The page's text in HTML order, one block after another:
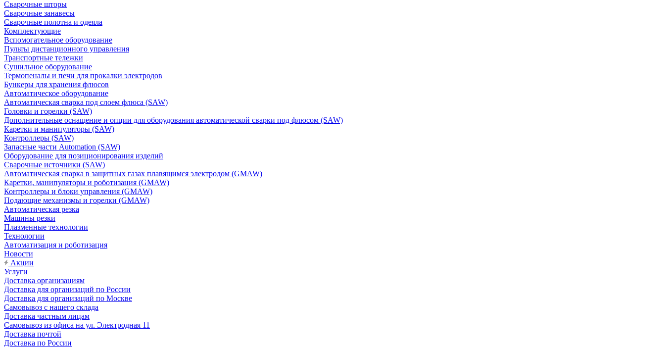
Сварочные шторы
Сварочные занавесы
Сварочные полотна и одеяла
Комплектующие
Вспомогательное оборудование
Пульты дистанционного управления
Транспортные тележки
Сушильное оборудование
Термопеналы и печи для прокалки электродов
Бункеры для хранения флюсов
Автоматическое оборудование
Автоматическая сварка под слоем флюса (SAW)
Головки и горелки (SAW)
Дополнительные оснащение и опции для оборудования автоматической сварки под флюсом (SAW)
Каретки и манипуляторы (SAW)
Контроллеры (SAW)
Запасные части Automation (SAW)
Оборудование для позиционирования изделий
Сварочные источники (SAW)
Автоматическая сварка в защитных газах плавящимся электродом (GMAW)
Каретки, манипуляторы и роботизация (GMAW)
Контроллеры и блоки управления (GMAW)
Подающие механизмы и горелки (GMAW)
Автоматическая резка
Машины резки
Плазменные технологии
Технологии
Автоматизация и роботизация
Новости
Акции
Услуги
Доставка организациям
Доставка для организаций по России
Доставка для организаций по Москве
Самовывоз с нашего склада
Доставка частным лицам
Самовывоз из офиса на ул. Электродная 11
Доставка почтой
Доставка по России